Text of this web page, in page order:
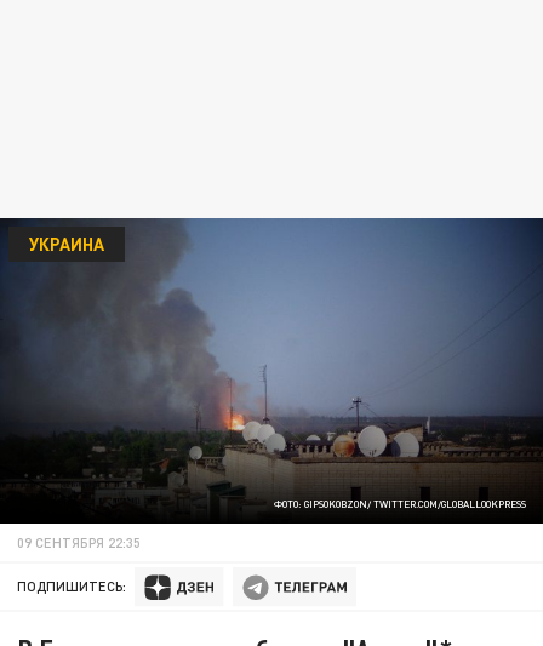
ФОТО: GIPSOKOBZON/ TWITTER.COM/GLOBALLOOKPRESS
УКРАИНА
09 СЕНТЯБРЯ 22:35
ПОДПИШИТЕСЬ: